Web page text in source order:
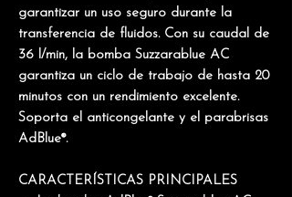
garantizar un uso seguro durante la
transferencia de fluidos. Con su caudal de
36 l/min, la bomba Suzzarablue AC
garantiza un ciclo de trabajo de hasta 20
minutos con un rendimiento excelente.
Soporta el anticongelante y el parabrisas
AdBlue®.
CARACTERÍSTICAS PRINCIPALES